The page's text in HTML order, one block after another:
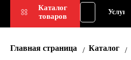
Каталог
товаров
АКБ
Услуги
Главная страница Каталог